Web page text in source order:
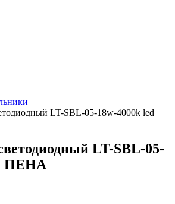
LT-SBL-05-18w-4000k led
LT-SBL-05-
ПЕНА